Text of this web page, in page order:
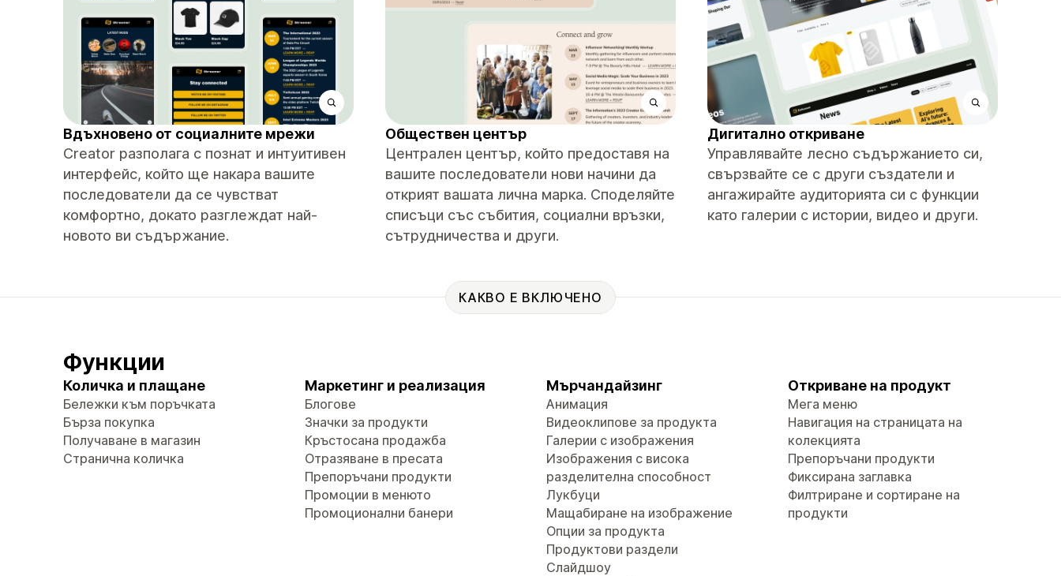
Вдъхновено от социалните мрежи
Creator разполага с познат и интуитивен
интерфейс, който ще накара вашите
последователи да се чувстват
комфортно, докато разглеждат най-
новото ви съдържание.
Обществен център
Централен център, който предоставя на
вашите последователи нови начини да
открият вашата лична марка. Споделяйте
списъци със събития, социални връзки,
сътрудничества и други.
Дигитално откриване
Управлявайте лесно съдържанието си,
свързвайте се с други създатели и
ангажирайте аудиторията си с функции
като галерии с истории, видео и други.
КАКВО Е ВКЛЮЧЕНО
Функции
Количка и плащане
Бележки към поръчката
Бърза покупка
Получаване в магазин
Странична количка
Маркетинг и реализация
Блогове
Значки за продукти
Кръстосана продажба
Отразяване в пресата
Препоръчани продукти
Промоции в менюто
Промоционални банери
Мърчандайзинг
Анимация
Видеоклипове за продукта
Галерии с изображения
Изображения с висока
разделителна способност
Лукбуци
Мащабиране на изображение
Опции за продукта
Продуктови раздели
Слайдшоу
Откриване на продукт
Мега меню
Навигация на страницата на
колекцията
Препоръчани продукти
Фиксирана заглавка
Филтриране и сортиране на
продукти